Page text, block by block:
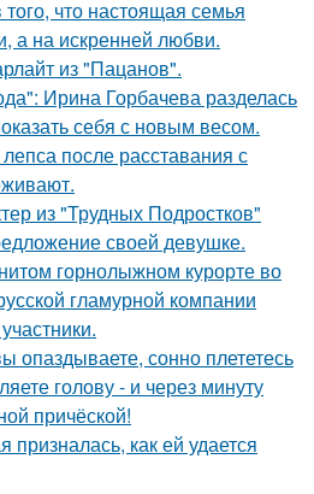
что настоящая семья
а на искренней любви.
из "Пацанов".
Ирина Горбачева разделась
себя с новым весом.
после расставания с
из "Трудных Подростков"
своей девушке.
горнолыжном курорте во
гламурной компании
опаздываете, сонно плететесь
голову - и через минуту
причёской!
призналась, как ей удается